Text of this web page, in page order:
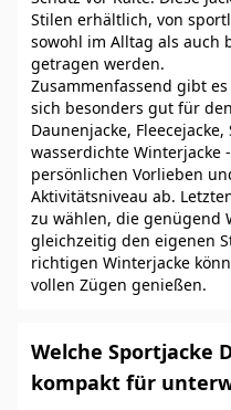
Stilen erhältlich, von
sowohl im Alltag als auch
getragen werden.
Zusammenfassend gibt
sich besonders gut für
Daunenjacke,
wasserdichte Winterjacke
persönlichen Vorlieben
Aktivitätsniveau ab.
zu wählen, die genügend
gleichzeitig den eigenen
richtigen Winterjacke
vollen Zügen genießen.
Welche Sportjacke
kompakt für